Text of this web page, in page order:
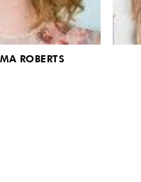
ROBERTS